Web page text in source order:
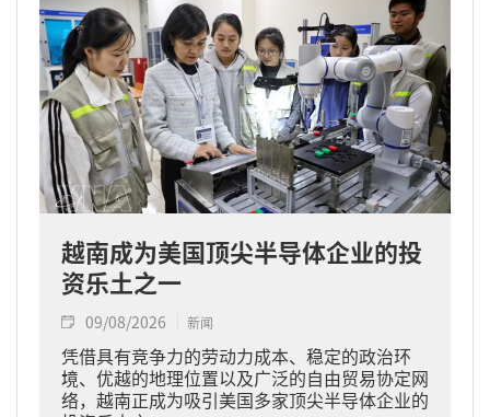
越南成为美国顶尖半导体企业的投
资乐土之一
09/08/2026 新闻
凭借具有竞争力的劳动力成本、稳定的政治环
境、优越的地理位置以及广泛的自由贸易协定网
络，越南正成为吸引美国多家顶尖半导体企业的